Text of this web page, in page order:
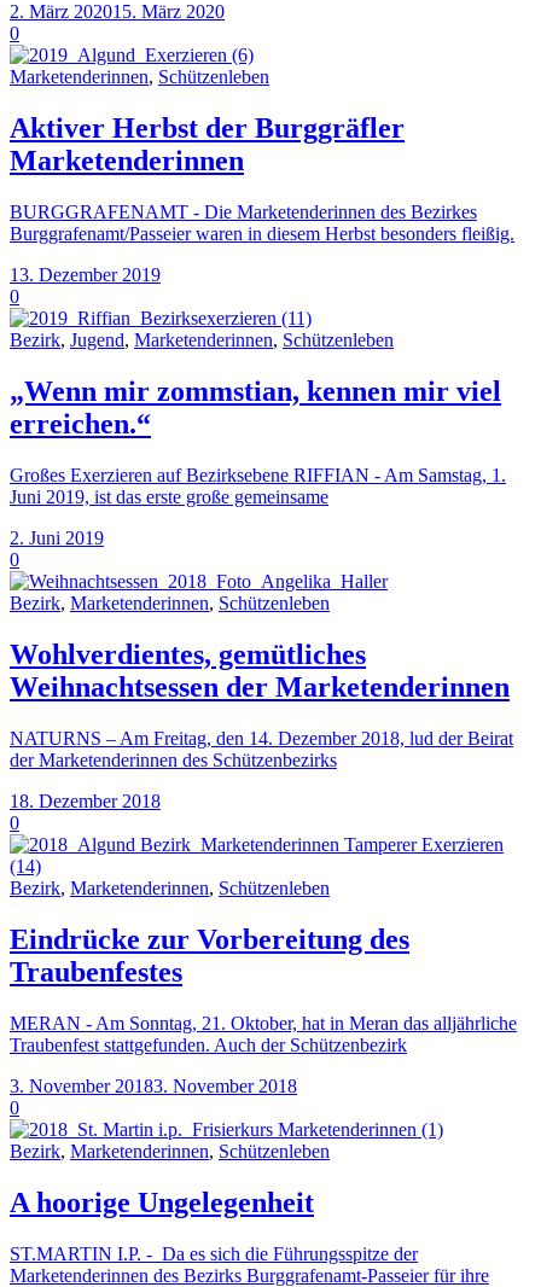
2. März 202015. März 2020
0
Marketenderinnen, Schützenleben
Aktiver Herbst der Burggräfler
Marketenderinnen
BURGGRAFENAMT - Die Marketenderinnen des Bezirkes
Burggrafenamt/Passeier waren in diesem Herbst besonders fleißig.
13. Dezember 2019
0
Bezirk, Jugend, Marketenderinnen, Schützenleben
„Wenn mir zommstian, kennen mir viel
erreichen.“
Großes Exerzieren auf Bezirksebene RIFFIAN - Am Samstag, 1.
Juni 2019, ist das erste große gemeinsame
2. Juni 2019
0
Bezirk, Marketenderinnen, Schützenleben
Wohlverdientes, gemütliches
Weihnachtsessen der Marketenderinnen
NATURNS – Am Freitag, den 14. Dezember 2018, lud der Beirat
der Marketenderinnen des Schützenbezirks
18. Dezember 2018
0
Bezirk, Marketenderinnen, Schützenleben
Eindrücke zur Vorbereitung des
Traubenfestes
MERAN - Am Sonntag, 21. Oktober, hat in Meran das alljährliche
Traubenfest stattgefunden. Auch der Schützenbezirk
3. November 20183. November 2018
0
Bezirk, Marketenderinnen, Schützenleben
A hoorige Ungelegenheit
ST.MARTIN I.P. - Da es sich die Führungsspitze der
Marketenderinnen des Bezirks Burggrafenamt-Passeier für ihre